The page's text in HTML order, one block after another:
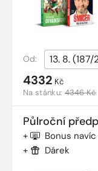
Od:
4332 Kč
Na stánku:4346 Kč
Půlroční
+ Bonus
+ Dárek